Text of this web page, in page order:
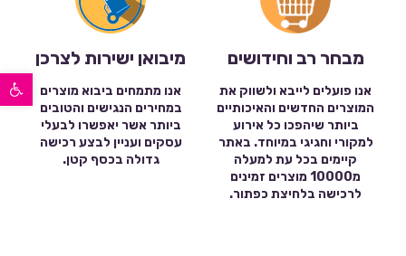
פתח סרגל נגישות
מבחר רב וחידושים
אנו פועלים לייבא ולשווק את
המוצרים החדשים והאיכותיים
ביותר שיהפכו כל אירוע
למקורי וחגיגי במיוחד. באתר
קיימים בכל עת למעלה
מ10000 מוצרים זמינים
לרכישה בלחיצת כפתור.
מיבואן ישירות לצרכן
אנו מתמחים ביבוא מוצרים
במחירים הנגישים והטובים
ביותר אשר יאפשרו לבעלי
עסקים ועניין לבצע רכישה
גדולה בכסף קטן.